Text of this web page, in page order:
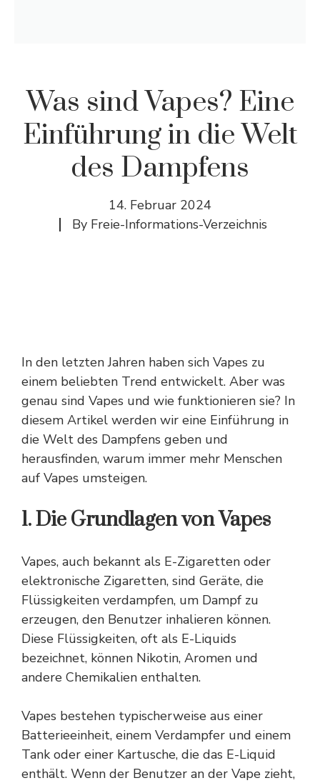
Was sind Vapes? Eine
Einführung in die Welt
des Dampfens
14. Februar 2024
By Freie-Informations-Verzeichnis
In den letzten Jahren haben sich Vapes zu
einem beliebten Trend entwickelt. Aber was
genau sind Vapes und wie funktionieren sie? In
diesem Artikel werden wir eine Einführung in
die Welt des Dampfens geben und
herausfinden, warum immer mehr Menschen
auf Vapes umsteigen.
1. Die Grundlagen von Vapes
Vapes, auch bekannt als E-Zigaretten oder
elektronische Zigaretten, sind Geräte, die
Flüssigkeiten verdampfen, um Dampf zu
erzeugen, den Benutzer inhalieren können.
Diese Flüssigkeiten, oft als E-Liquids
bezeichnet, können Nikotin, Aromen und
andere Chemikalien enthalten.
Vapes bestehen typischerweise aus einer
Batterieeinheit, einem Verdampfer und einem
Tank oder einer Kartusche, die das E-Liquid
enthält. Wenn der Benutzer an der Vape zieht,